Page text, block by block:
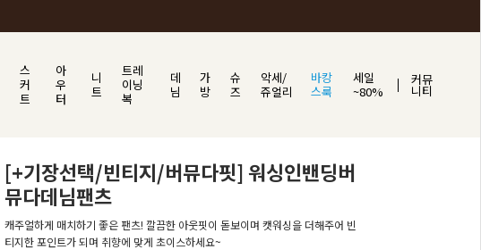
스
커
트
아
우
터
니
트
트레
이닝
복
데
님
가
방
슈
즈
악세/
쥬얼리
바캉
스룩
세일
~80%
커뮤
니티
[+기장선택/빈티지/버뮤다핏] 워싱인밴딩버
뮤다데님팬츠
캐주얼하게 매치하기 좋은 팬츠! 깔끔한 아웃핏이 돋보이며 캣워싱을 더해주어 빈
티지한 포인트가 되며 취향에 맞게 초이스하세요~